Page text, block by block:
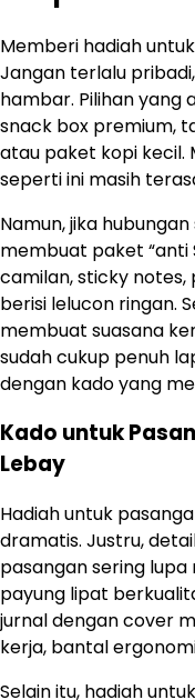
Memberi hadiah
Jangan terlalu
hambar. Pilihan yang
snack box premium,
atau paket kopi kecil.
seperti ini masih
Namun, jika
membuat paket “anti
camilan, sticky notes,
berisi lelucon ringan.
membuat suasana
sudah cukup penuh
dengan kado yang
Kado untuk
Lebay
Hadiah untuk
dramatis. Justru,
pasangan sering
payung lipat
jurnal dengan cover
kerja, bantal
Selain itu, hadiah